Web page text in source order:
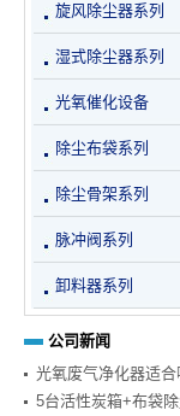
旋风除尘器系列
湿式除尘器系列
光氧催化设备
除尘布袋系列
除尘骨架系列
脉冲阀系列
卸料器系列
公司新闻
光氧废气净化器适
5台活性炭箱+布袋